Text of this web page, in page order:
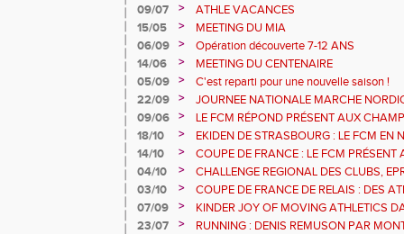
09/07 >
ATHLE VACANCES
15/05
>
MEETING DU MIA
06/09
>
Opération découverte 7-12 ANS
14/06
>
MEETING DU CENTENAIRE
05/09
>
C'est reparti pour une nouvelle saison !
22/09
>
JOURNEE NATIONALE MARCHE
09/06
>
LE FCM RÉPOND PRÉSENT AUX
DÉPARTEMENTAUX 68
18/10 >
EKIDEN DE STRASBOURG : LE FCM EN
14/10
>
COUPE DE FRANCE : LE FCM PRÉSENT
04/10
>
CHALLENGE REGIONAL DES CLUBS,
URBAN ATHLE ET GMTU : LES
FCM
03/10 >
COUPE DE FRANCE DE RELAIS : DES
SERONT AVEC LE 4X200M DE L'EGMA
07/09 >
KINDER JOY OF MOVING ATHLETICS
MULHOUSE 1893 OUVRE SES PORTES
23/07 >
RUNNING : DENIS REMUSON PAR